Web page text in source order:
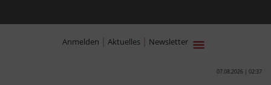
Anmelden | Aktuelles | Newsletter
07.08.2026 | 02:37